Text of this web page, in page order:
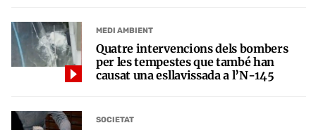
MEDI AMBIENT
Quatre intervencions dels bombers
per les tempestes que també han
causat una esllavissada a l’N-145
SOCIETAT